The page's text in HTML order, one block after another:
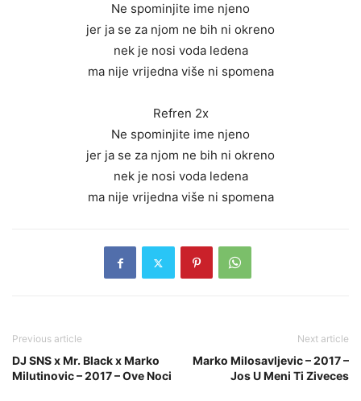
Ne spominjite ime njeno
jer ja se za njom ne bih ni okreno
nek je nosi voda ledena
ma nije vrijedna više ni spomena
Refren 2x
Ne spominjite ime njeno
jer ja se za njom ne bih ni okreno
nek je nosi voda ledena
ma nije vrijedna više ni spomena
Previous article
DJ SNS x Mr. Black x Marko
Milutinovic – 2017 – Ove Noci
Next article
Marko Milosavljevic – 2017 –
Jos U Meni Ti Ziveces